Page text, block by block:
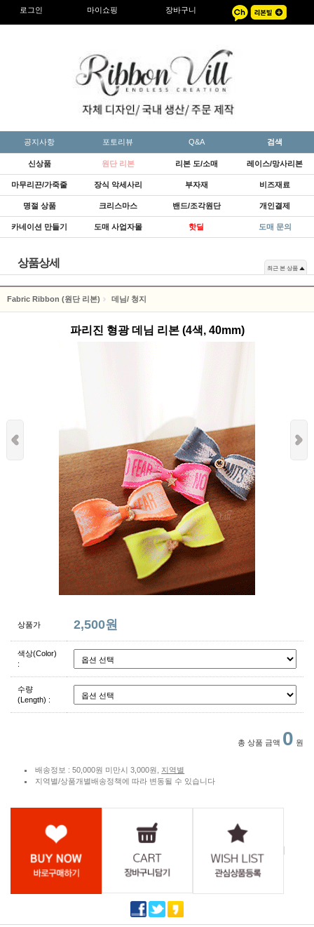
로그인 마이쇼핑 장바구니
공지사항 포토리뷰 Q&A 검색
신상품 원단 리본 리본 도/소매 레이스/망사리본
마무리끈/가죽줄 장식 악세사리 부자재 비즈재료
명절 상품 크리스마스 밴드/조각원단 개인결제
카네이션 만들기 도매 사업자몰 핫딜 도매 문의
상품상세
Fabric Ribbon (원단 리본) 데님/ 청지
최근 본 상품
파리진 형광 데님 리본 (4색, 40mm)
상품가 2,500원
색상(Color)
:
수량
(Length) :
총 상품 금액 0 원
배송정보 : 50,000원 미만시 3,000원, 지역별
지역별/상품개별배송정책에 따라 변동될 수 있습니다